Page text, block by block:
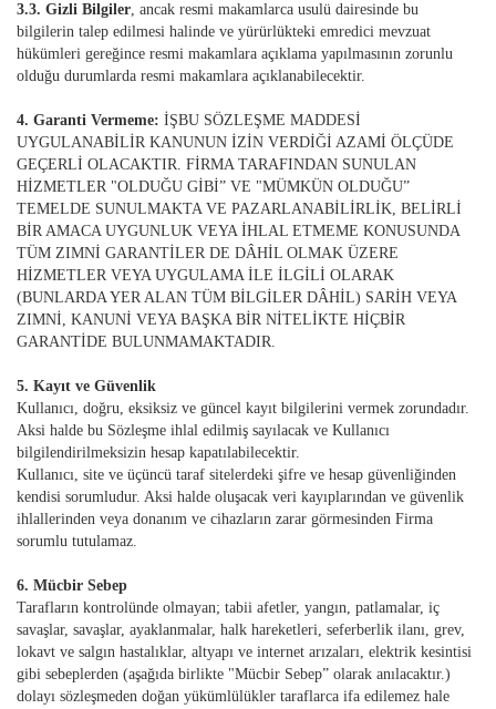
3.3. Gizli Bilgiler, ancak resmi makamlarca usulü dairesinde bu
bilgilerin talep edilmesi halinde ve yürürlükteki emredici mevzuat
hükümleri gereğince resmi makamlara açıklama yapılmasının zorunlu
olduğu durumlarda resmi makamlara açıklanabilecektir.
4. Garanti Vermeme: İŞBU SÖZLEŞME MADDESİ
UYGULANABİLİR KANUNUN İZİN VERDİĞİ AZAMİ ÖLÇÜDE
GEÇERLİ OLACAKTIR. FİRMA TARAFINDAN SUNULAN
HİZMETLER "OLDUĞU GİBİ” VE "MÜMKÜN OLDUĞU”
TEMELDE SUNULMAKTA VE PAZARLANABİLİRLİK, BELİRLİ
BİR AMACA UYGUNLUK VEYA İHLAL ETMEME KONUSUNDA
TÜM ZIMNİ GARANTİLER DE DÂHİL OLMAK ÜZERE
HİZMETLER VEYA UYGULAMA İLE İLGİLİ OLARAK
(BUNLARDA YER ALAN TÜM BİLGİLER DÂHİL) SARİH VEYA
ZIMNİ, KANUNİ VEYA BAŞKA BİR NİTELİKTE HİÇBİR
GARANTİDE BULUNMAMAKTADIR.
5. Kayıt ve Güvenlik
Kullanıcı, doğru, eksiksiz ve güncel kayıt bilgilerini vermek zorundadır.
Aksi halde bu Sözleşme ihlal edilmiş sayılacak ve Kullanıcı
bilgilendirilmeksizin hesap kapatılabilecektir.
Kullanıcı, site ve üçüncü taraf sitelerdeki şifre ve hesap güvenliğinden
kendisi sorumludur. Aksi halde oluşacak veri kayıplarından ve güvenlik
ihlallerinden veya donanım ve cihazların zarar görmesinden Firma
sorumlu tutulamaz.
6. Mücbir Sebep
Tarafların kontrolünde olmayan; tabii afetler, yangın, patlamalar, iç
savaşlar, savaşlar, ayaklanmalar, halk hareketleri, seferberlik ilanı, grev,
lokavt ve salgın hastalıklar, altyapı ve internet arızaları, elektrik kesintisi
gibi sebeplerden (aşağıda birlikte "Mücbir Sebep” olarak anılacaktır.)
dolayı sözleşmeden doğan yükümlülükler taraflarca ifa edilemez hale